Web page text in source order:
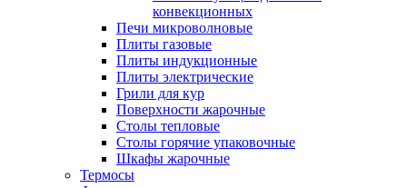
конвекционных
Печи микроволновые
Плиты газовые
Плиты индукционные
Плиты электрические
Грили для кур
Поверхности жарочные
Столы тепловые
Столы горячие упаковочные
Шкафы жарочные
Термосы